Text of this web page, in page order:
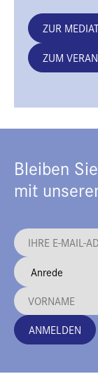
ZUR
ZUM
Bleiben
mit
ANMELDEN